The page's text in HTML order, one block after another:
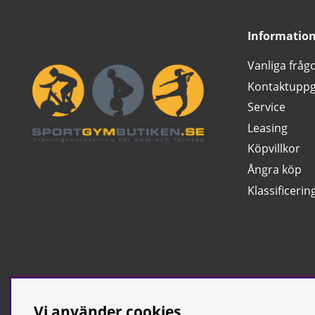
Vanliga
Service
Leasing
Köpvillkor
Ångra köp